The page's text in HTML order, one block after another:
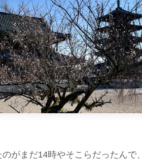
のがまだ14時やそこらだったん